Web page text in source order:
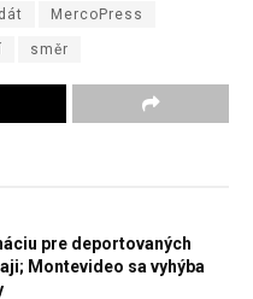
MercoPress
směr
pre deportovaných
Montevideo sa vyhýba